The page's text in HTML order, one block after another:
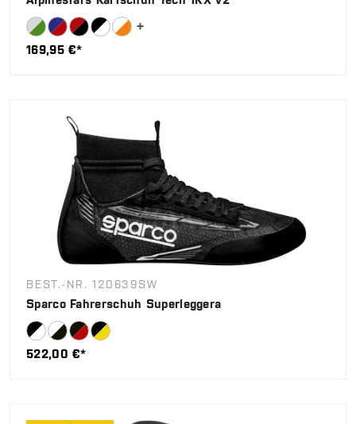
169,95 €*
BEST.-NR. 120639SW
Sparco Fahrerschuh Superleggera
522,00 €*